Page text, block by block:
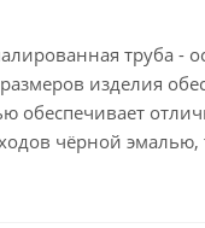
труба -
изделия
обеспечивает
чёрной эмалью,